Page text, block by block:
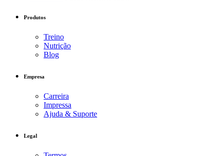
Produtos
Treino
Nutrição
Blog
Empresa
Carreira
Impressa
Ajuda & Suporte
Legal